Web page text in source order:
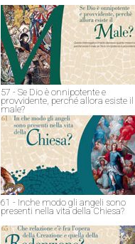
57 - Se Dio è onnipotente e
provvidente, perché allora esiste il
male?
61 - Inche modo gli angeli sono
presenti nella vita della Chiesa?